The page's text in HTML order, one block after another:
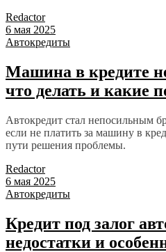
Redactor
6 мая 2025
Автокредиты
Машина в кредите
что делать и какие
Автокредит стал непосильным
если не платить за машину в
пути решения проблемы.
Redactor
6 мая 2025
Автокредиты
Кредит под залог
недостатки и